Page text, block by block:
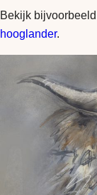
Bekijk
hooglander.